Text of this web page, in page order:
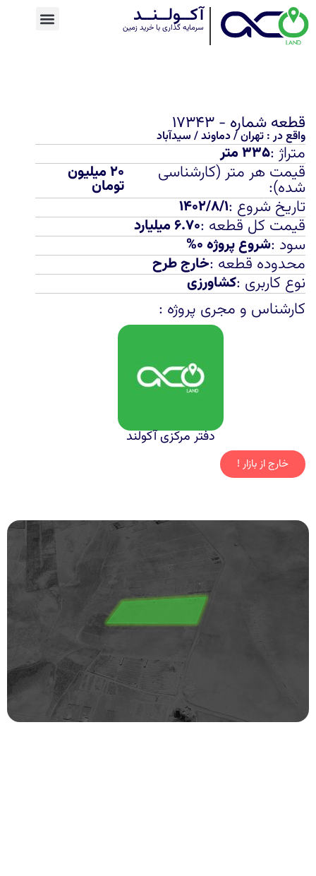
آکــولــنــد
سرمایه گذاری با خرید زمین
قطعه شماره - ۱۷۳۴۳
واقع در : تهران/دماوند/ سیدآباد
متراژ :۳۳۵ متر
قیمت هر متر (کارشناسی
شده):
۲۰ میلیون
تومان
تاریخ شروع :۱۴۰۲/۸/۱
قیمت کل قطعه :۶.۷۰ میلیارد
سود :شروع پروژه ۰%
محدوده قطعه :خارج طرح
نوع کاربری :کشاورزی
کارشناس و مجری پروژه :
دفتر مرکزی آکولند
خارج از بازار !